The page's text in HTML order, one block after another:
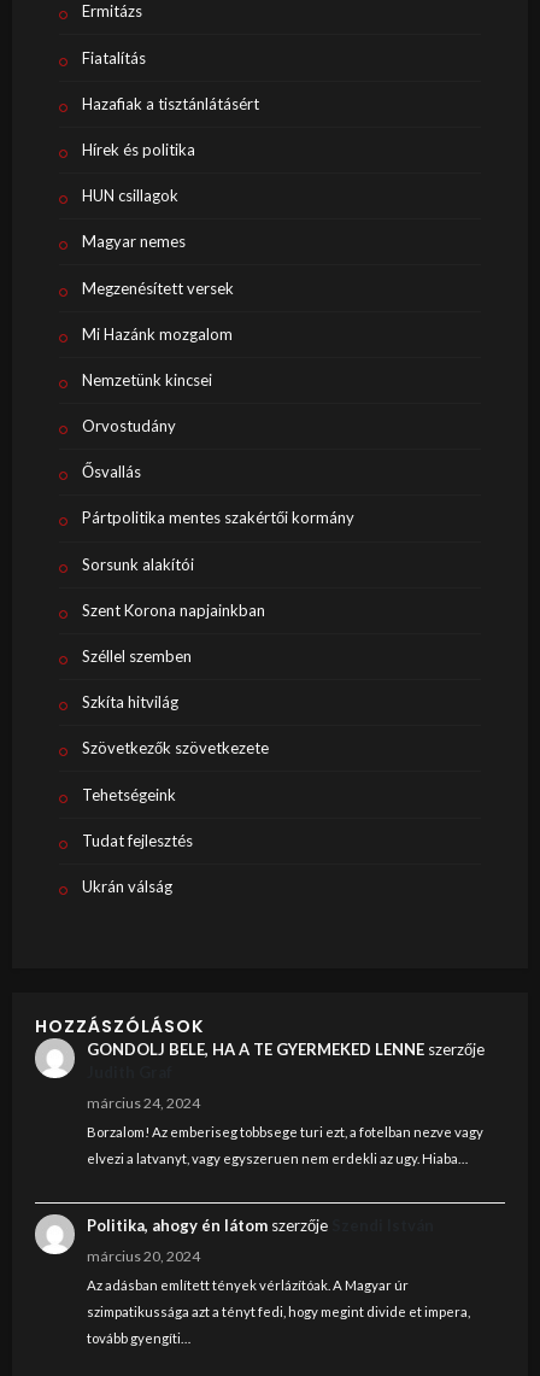
Ermitázs
Fiatalítás
Hazafiak a tisztánlátásért
Hírek és politika
HUN csillagok
Magyar nemes
Megzenésített versek
Mi Hazánk mozgalom
Nemzetünk kincsei
Orvostudány
Ősvallás
Pártpolitika mentes szakértői kormány
Sorsunk alakítói
Szent Korona napjainkban
Széllel szemben
Szkíta hitvilág
Szövetkezők szövetkezete
Tehetségeink
Tudat fejlesztés
Ukrán válság
HOZZÁSZÓLÁSOK
GONDOLJ BELE, HA A TE GYERMEKED LENNEszerzője
március 24, 2024
Borzalom! Az emberiseg tobbsege turi ezt, a fotelban nezve vagy
elvezi a latvanyt, vagy egyszeruen nem erdekli az ugy. Hiaba…
Politika, ahogy én látomszerzője
március 20, 2024
Az adásban említett tények vérlázítóak. A Magyar úr
szimpatikussága azt a tényt fedi, hogy megint divide et impera,
tovább gyengíti…